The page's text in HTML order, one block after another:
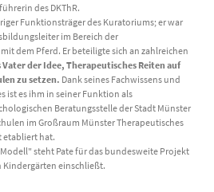
des DKThR.
Funktionsträger des Kuratoriums; er war
im Bereich der
dem Pferd. Er beteiligte sich an zahlreichen
Vater der Idee, Therapeutisches Reiten auf
zu setzen. Dank seines Fachwissens und
ist es ihm in seiner Funktion als
Beratungsstelle der Stadt Münster
im Großraum Münster Therapeutisches
etabliert hat.
steht Pate für das bundesweite Projekt
Kindergärten einschließt.